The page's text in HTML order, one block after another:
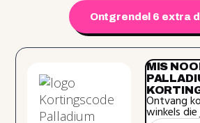
Ontgrendel 6 extra
MIS
Ontvang
winkels